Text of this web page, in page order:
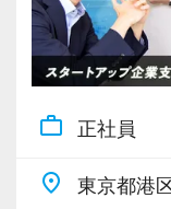
work_outline 正社員
place 東京都港